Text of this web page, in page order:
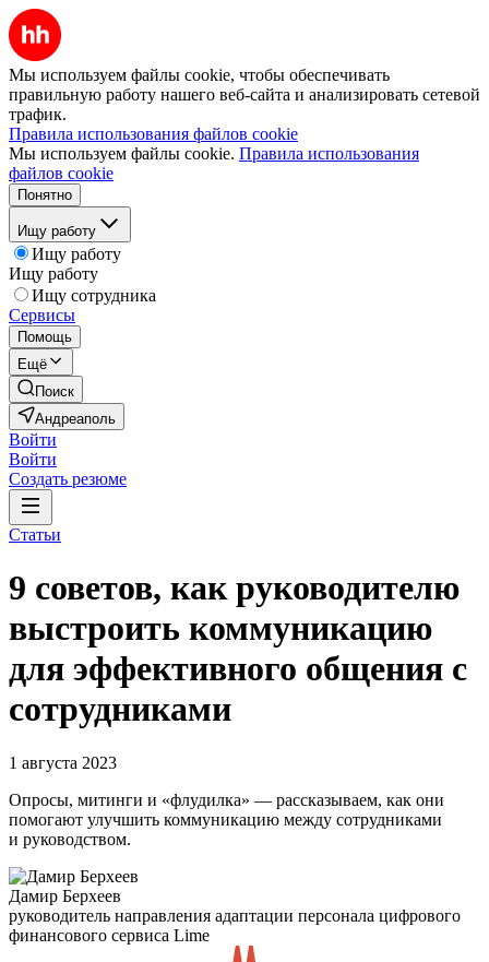
Мы используем файлы cookie, чтобы обеспечивать
правильную работу нашего веб-сайта и анализировать сетевой
трафик.
Правила использования файлов cookie
Мы используем файлы cookie. Правила использования
файлов cookie
Понятно
Ищу работу
Ищу работу
Ищу работу
Ищу сотрудника
Сервисы
Помощь
Ещё
Поиск
Андреаполь
Войти
Войти
Создать резюме
Статьи
9 советов, как руководителю
выстроить коммуникацию
для эффективного общения с
сотрудниками
1 августа 2023
Опросы, митинги и «флудилка» — рассказываем, как они
помогают улучшить коммуникацию между сотрудниками
и руководством.
Дамир Берхеев
руководитель направления адаптации персонала цифрового
финансового сервиса Lime